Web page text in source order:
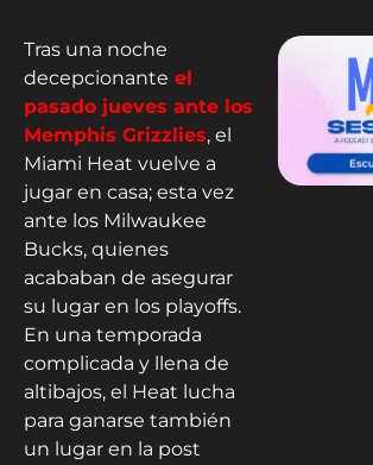
Tras una noche
decepcionante el
pasado jueves ante los
Memphis Grizzlies, el
Miami Heat vuelve a
jugar en casa; esta vez
ante los Milwaukee
Bucks, quienes
acababan de asegurar
su lugar en los playoffs.
En una temporada
complicada y llena de
altibajos, el Heat lucha
para ganarse también
un lugar en la post